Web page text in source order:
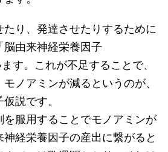
たり、発達させたりするために
由来神経栄養因子
す。これが不足することで、
ノアミンが減るというのが、
説です。
を服用することでモノアミンが
経栄養因子の産出に繋がると